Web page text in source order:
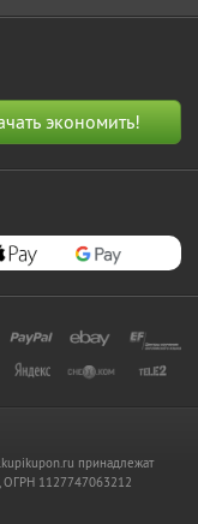
принадлежат
ОГРН 1127747063212